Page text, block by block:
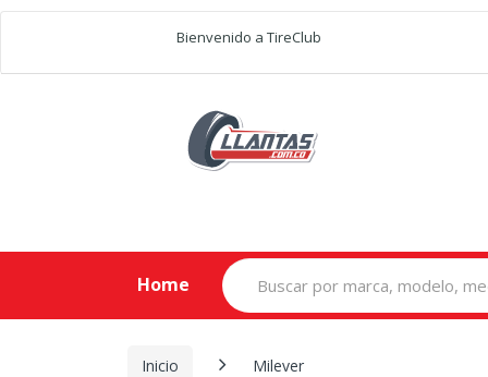
Bienvenido a TireClub
Home
Search
for:
Inicio Milever